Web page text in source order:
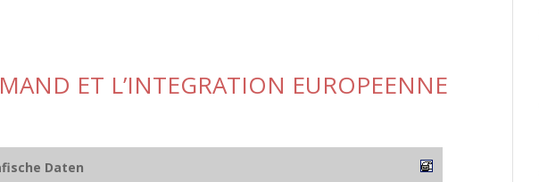
ET L’INTEGRATION EUROPEENNE
Daten